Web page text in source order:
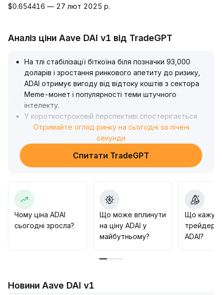
$0.654416 — 27 лют 2025 р.
Аналіз ціни Aave DAI v1 від TradeGPT
На тлі стабілізації біткоїна біля позначки 93,000
доларів і зростання ринкового апетиту до ризику,
ADAI отримує вигоду від відтоку коштів з сектора
Meme-монет і популярності теми штучного
інтелекту.
У короткостроковій перспективі спостерігається
активна торгівля та посилення попиту, що
підживлює бичачі настрої.
Довгострокова динаміка залишається залежною від
стійких чистих вливань у біткоїн-ETF і загального
геополітичні ризики
Рекомендовано інвесторам обережно брати
участь у короткостроковому тренді, суворо
контролювати точки фіксації прибутку біля
локальних максимумів (відкат не більше 8%) та
задля мінімізації ризиків волатильності
Отримайте огляд ринку на сьогодні за лічені
секунди
Спитати TradeGPT
Чому ціна ADAI
сьогодні зросла?
Що може вплинути
на ціну ADAI у
майбутньому?
Що
трейдери
ADAI?
Новини Aave DAI v1